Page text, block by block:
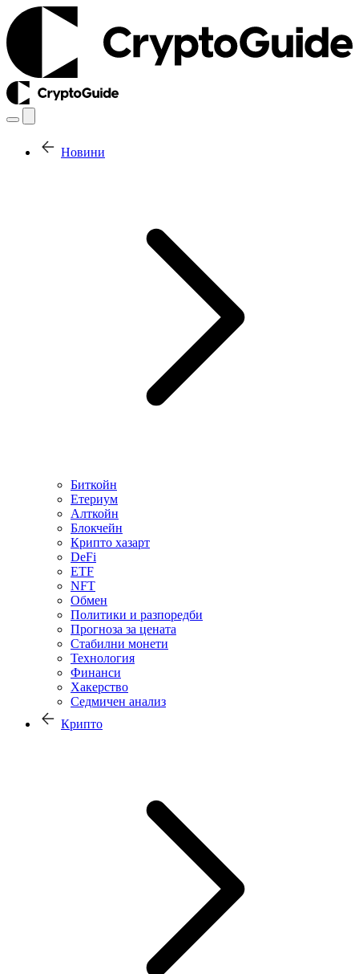
Новини
Биткойн
Етериум
Алткойн
Блокчейн
Крипто хазарт
DeFi
ETF
NFT
Обмен
Политики и разпоредби
Прогноза за цената
Стабилни монети
Технология
Финанси
Хакерство
Седмичен анализ
Крипто